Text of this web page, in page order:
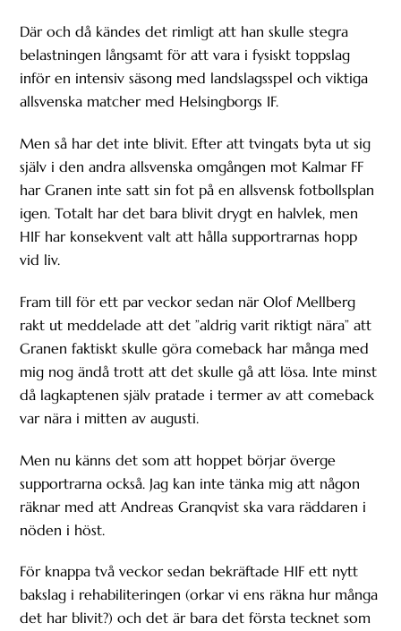
Där och då kändes det rimligt att han skulle stegra
belastningen långsamt för att vara i fysiskt toppslag
inför en intensiv säsong med landslagsspel och viktiga
allsvenska matcher med Helsingborgs IF.
Men så har det inte blivit. Efter att tvingats byta ut sig
själv i den andra allsvenska omgången mot Kalmar FF
har Granen inte satt sin fot på en allsvensk fotbollsplan
igen. Totalt har det bara blivit drygt en halvlek, men
HIF har konsekvent valt att hålla supportrarnas hopp
vid liv.
Fram till för ett par veckor sedan när Olof Mellberg
rakt ut meddelade att det ”aldrig varit riktigt nära” att
Granen faktiskt skulle göra comeback har många med
mig nog ändå trott att det skulle gå att lösa. Inte minst
då lagkaptenen själv pratade i termer av att comeback
var nära i mitten av augusti.
Men nu känns det som att hoppet börjar överge
supportrarna också. Jag kan inte tänka mig att någon
räknar med att Andreas Granqvist ska vara räddaren i
nöden i höst.
För knappa två veckor sedan bekräftade HIF ett nytt
bakslag i rehabiliteringen (orkar vi ens räkna hur många
det har blivit?) och det är bara det första tecknet som